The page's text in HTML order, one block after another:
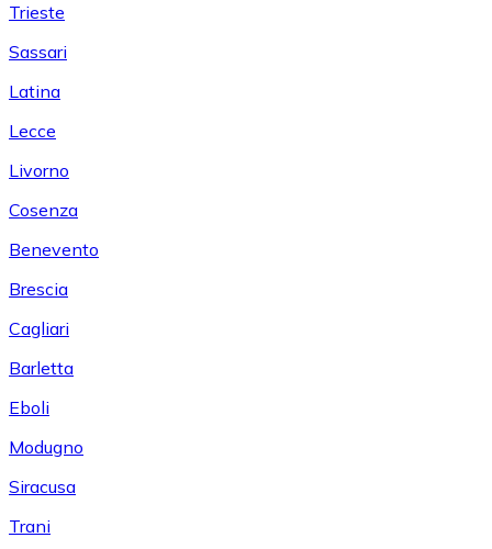
Trieste
Sassari
Latina
Lecce
Livorno
Cosenza
Benevento
Brescia
Cagliari
Barletta
Eboli
Modugno
Siracusa
Trani